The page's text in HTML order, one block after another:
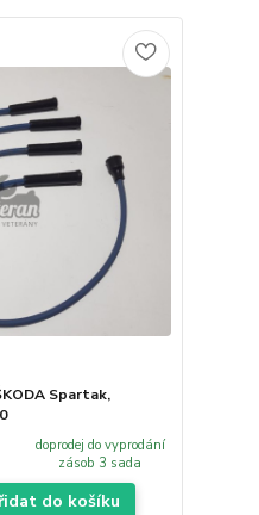
Spartak,
doprodej do vyprodání
zásob 3 sada
do košíku